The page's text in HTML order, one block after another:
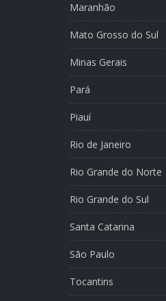
Maranhão
Mato Grosso do Sul
Minas Gerais
Pará
Piauí
Rio de Janeiro
Rio Grande do Norte
Rio Grande do Sul
Santa Catarina
São Paulo
Tocantins